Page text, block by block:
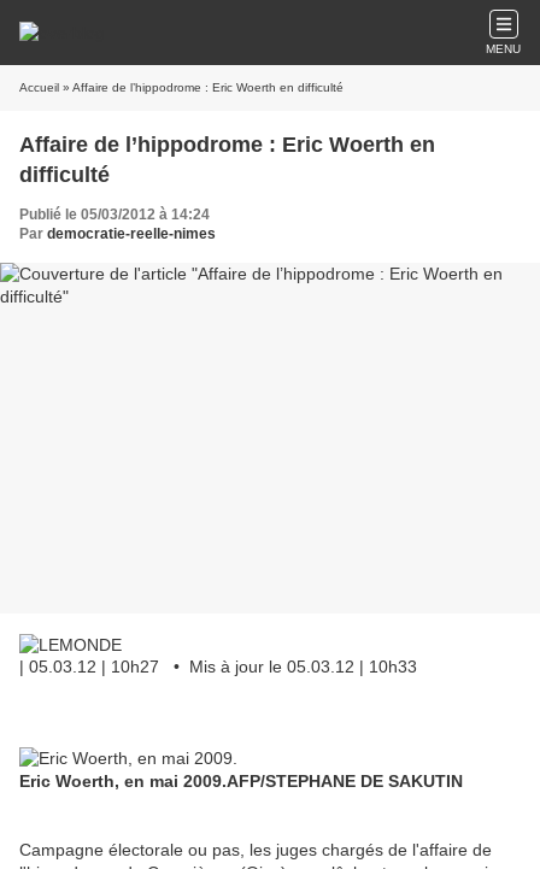
MENU
Accueil » Affaire de l’hippodrome : Eric Woerth en difficulté
Affaire de l’hippodrome : Eric Woerth en
difficulté
Publié le 05/03/2012 à 14:24
Par democratie-reelle-nimes
| 05.03.12 | 10h27 • Mis à jour le 05.03.12 | 10h33
Eric Woerth, en mai 2009.AFP/STEPHANE DE SAKUTIN
Campagne électorale ou pas, les juges chargés de l'affaire de